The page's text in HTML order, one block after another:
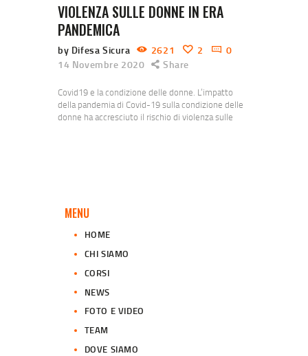
VIOLENZA SULLE DONNE IN ERA
PANDEMICA
by Difesa Sicura 2621 2
0
14 Novembre 2020
Share
Covid19 e la condizione delle donne. L’impatto
della pandemia di Covid-19 sulla condizione delle
donne ha accresciuto il rischio di violenza sulle
MENU
HOME
CHI SIAMO
CORSI
NEWS
FOTO E VIDEO
TEAM
DOVE SIAMO